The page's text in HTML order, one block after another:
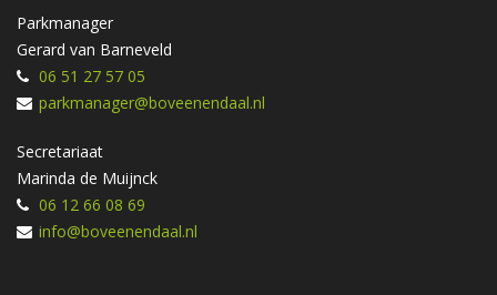
Parkmanager
Gerard van Barneveld
06 51 27 57 05
parkmanager@boveenendaal.nl
Secretariaat
Marinda de Muijnck
06 12 66 08 69
info@boveenendaal.nl